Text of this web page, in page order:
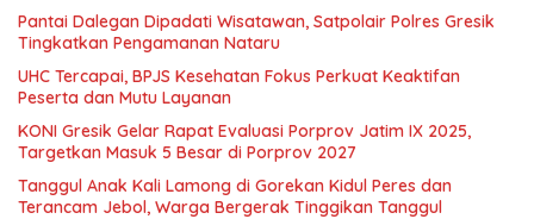
Pantai Dalegan Dipadati Wisatawan, Satpolair Polres Gresik
Tingkatkan Pengamanan Nataru
UHC Tercapai, BPJS Kesehatan Fokus Perkuat Keaktifan
Peserta dan Mutu Layanan
KONI Gresik Gelar Rapat Evaluasi Porprov Jatim IX 2025,
Targetkan Masuk 5 Besar di Porprov 2027
Tanggul Anak Kali Lamong di Gorekan Kidul Peres dan
Terancam Jebol, Warga Bergerak Tinggikan Tanggul